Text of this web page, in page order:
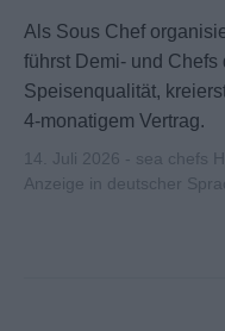
Als Sous Chef
führst Demi- und
Speisenqualität,
4-monatigem Vertrag.
14. Juli 2026 - sea chefs
Anzeige in deutscher